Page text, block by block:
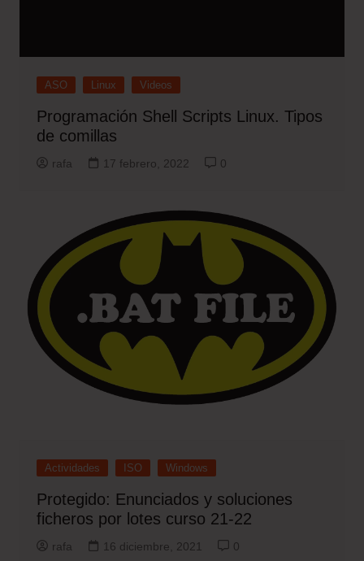
ASO Linux Videos
Programación Shell Scripts Linux. Tipos
de comillas
rafa 17 febrero, 2022 0
Actividades ISO Windows
Protegido: Enunciados y soluciones
ficheros por lotes curso 21-22
rafa 16 diciembre, 2021 0